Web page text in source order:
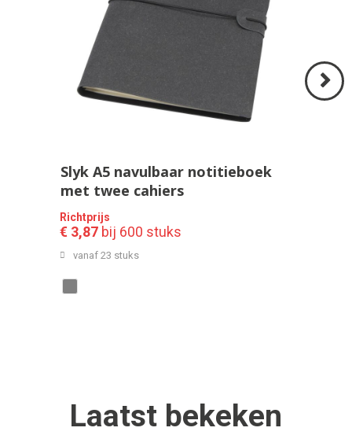
Slyk A5 navulbaar notitieboek
met twee cahiers
Richtprijs
€ 3,87 bij 600 stuks
vanaf 23 stuks
Laatst bekeken